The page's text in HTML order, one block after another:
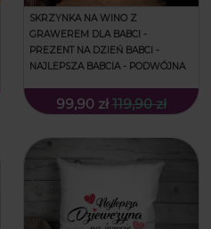
SKRZYNKA NA WINO Z
GRAWEREM DLA BABCI -
PREZENT NA DZIEŃ BABCI -
NAJLEPSZA BABCIA - PODWÓJNA
99,90 zł 119,90 zł